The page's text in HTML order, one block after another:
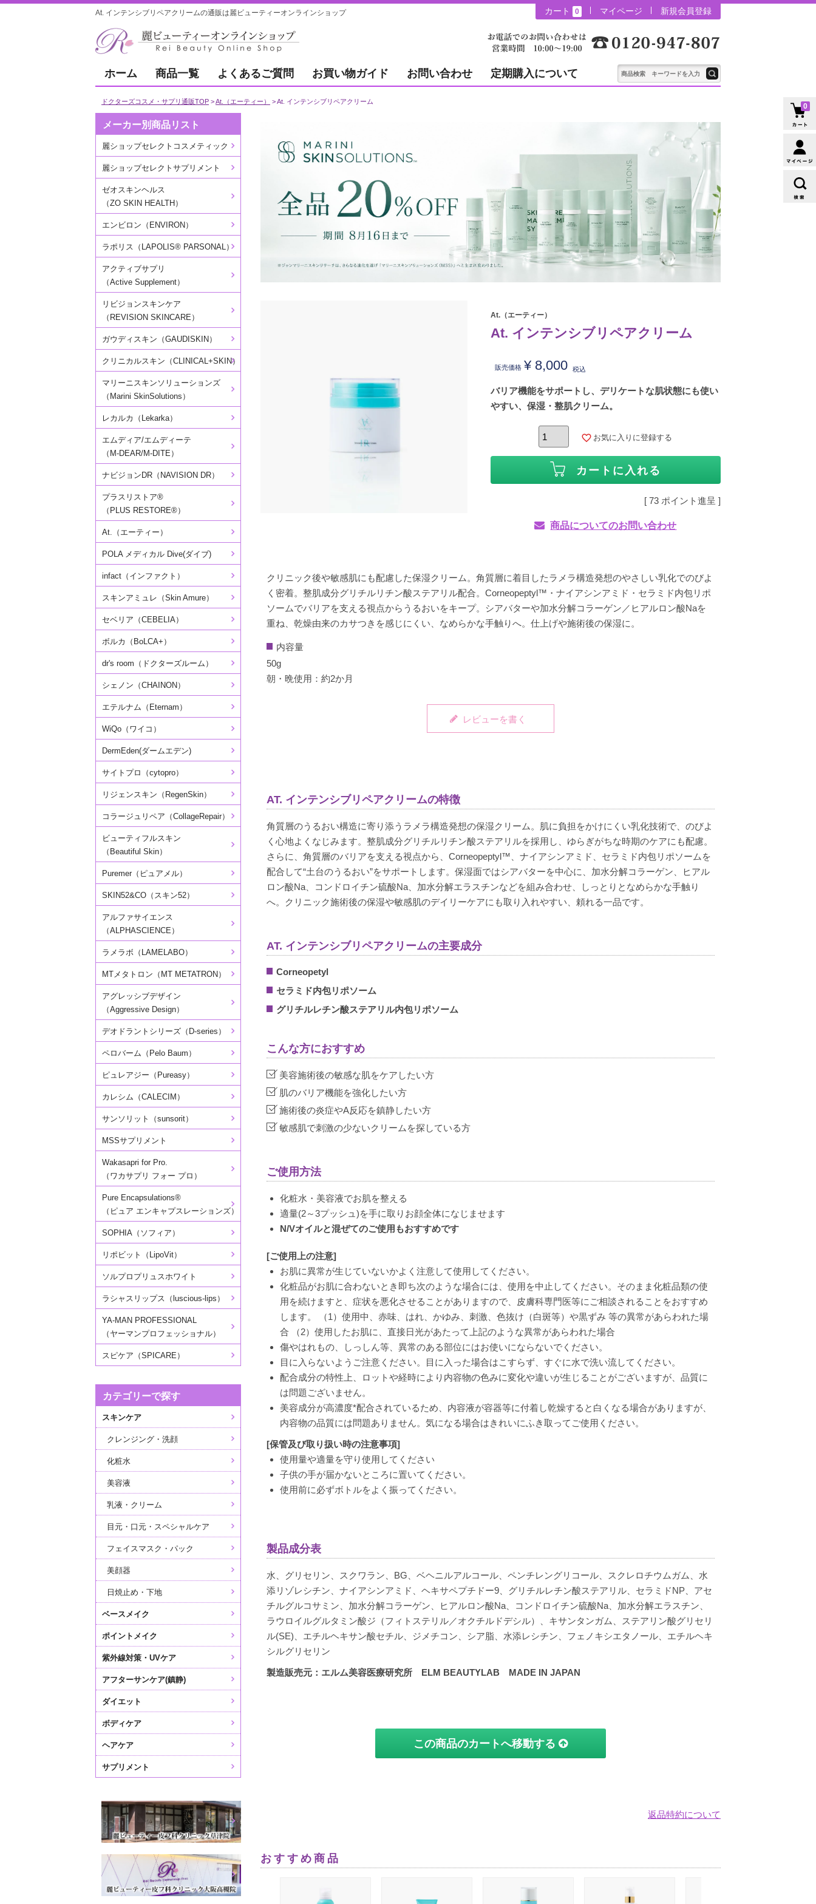
At. インテンシブリペアクリームの通販は麗ビューティーオンラインショップ カート 0 マイページ 新規会員登録
ホーム 商品一覧 よくあるご質問 お買い物ガイド お問い合わせ 定期購入について
ドクターズコスメ・サプリ通販TOP At.（エーティー） At. インテンシブリペアクリーム
At.（エーティー）
At. インテンシブリペアクリーム
販売価格 ¥ 8,000 税込
バリア機能をサポートし、デリケートな肌状態にも使い
やすい、保湿・整肌クリーム。
お気に入りに登録する
カートに入れる
[ 73 ポイント進呈 ]
商品についてのお問い合わせ
クリニック後や敏感肌にも配慮した保湿クリーム。角質層に着目したラメラ構造発想のやさしい乳化でのびよ
く密着。整肌成分グリチルリチン酸ステアリル配合。Corneopeptyl™・ナイアシンアミド・セラミド内包リポ
ソームでバリアを支える視点からうるおいをキープ。シアバターや加水分解コラーゲン／ヒアルロン酸Naを
重ね、乾燥由来のカサつきを感じにくい、なめらかな手触りへ。仕上げや施術後の保湿に。
内容量
50g
朝・晩使用：約2か月
レビューを書く
AT. インテンシブリペアクリームの特徴
角質層のうるおい構造に寄り添うラメラ構造発想の保湿クリーム。肌に負担をかけにくい乳化技術で、のびよ
く心地よくなじみます。整肌成分グリチルリチン酸ステアリルを採用し、ゆらぎがちな時期のケアにも配慮。
さらに、角質層のバリアを支える視点から、Corneopeptyl™、ナイアシンアミド、セラミド内包リポソームを
配合して“土台のうるおい”をサポートします。保湿面ではシアバターを中心に、加水分解コラーゲン、ヒアル
ロン酸Na、コンドロイチン硫酸Na、加水分解エラスチンなどを組み合わせ、しっとりとなめらかな手触り
へ。クリニック施術後の保湿や敏感肌のデイリーケアにも取り入れやすい、頼れる一品です。
AT. インテンシブリペアクリームの主要成分
Corneopetyl
セラミド内包リポソーム
グリチルレチン酸ステアリル内包リポソーム
こんな方におすすめ
美容施術後の敏感な肌をケアしたい方
肌のバリア機能を強化したい方
施術後の炎症やA反応を鎮静したい方
敏感肌で刺激の少ないクリームを探している方
ご使用方法
化粧水・美容液でお肌を整える
適量(2～3プッシュ)を手に取りお顔全体になじませます
N/Vオイルと混ぜてのご使用もおすすめです
[ご使用上の注意]
お肌に異常が生じていないかよく注意して使用してください。
化粧品がお肌に合わないとき即ち次のような場合には、使用を中止してください。そのまま化粧品類の使
用を続けますと、症状を悪化させることがありますので、皮膚科専門医等にご相談されることをおすすめ
します。 （1）使用中、赤味、はれ、かゆみ、刺激、色抜け（白斑等）や黒ずみ 等の異常があらわれた場
合 （2）使用したお肌に、直接日光があたって上記のような異常があらわれた場合
傷やはれもの、しっしん等、異常のある部位にはお使いにならないでください。
目に入らないようご注意ください。目に入った場合はこすらず、すぐに水で洗い流してください。
配合成分の特性上、ロットや経時により内容物の色みに変化や違いが生じることがございますが、品質に
は問題ございません。
美容成分が高濃度*配合されているため、内容液が容器等に付着し乾燥すると白くなる場合がありますが、
内容物の品質には問題ありません。気になる場合はきれいにふき取ってご使用ください。
[保管及び取り扱い時の注意事項]
使用量や適量を守り使用してください
子供の手が届かないところに置いてください。
使用前に必ずボトルをよく振ってください。
製品成分表
水、グリセリン、スクワラン、BG、ベヘニルアルコール、ペンチレングリコール、スクレロチウムガム、水
添リゾレシチン、ナイアシンアミド、ヘキサペプチドー9、グリチルレチン酸ステアリル、セラミドNP、アセ
チルグルコサミン、加水分解コラーゲン、ヒアルロン酸Na、コンドロイチン硫酸Na、加水分解エラスチン、
ラウロイルグルタミン酸ジ（フィトステリル／オクチルドデシル）、キサンタンガム、ステアリン酸グリセリ
ル(SE)、エチルヘキサン酸セチル、ジメチコン、シア脂、水添レシチン、フェノキシエタノール、エチルヘキ
シルグリセリン
製造販売元：エルム美容医療研究所 ELM BEAUTYLAB MADE IN JAPAN
この商品のカートへ移動する
返品特約について
おすすめ商品
0
メーカー別商品リスト
麗ショップセレクトコスメティック
麗ショップセレクトサプリメント
ゼオスキンヘルス
（ZO SKIN HEALTH）
エンビロン（ENVIRON）
ラポリス（LAPOLIS® PARSONAL）
アクティブサプリ
（Active Supplement）
リビジョンスキンケア
（REVISION SKINCARE）
ガウディスキン（GAUDISKIN）
クリニカルスキン（CLINICAL+SKIN）
マリーニスキンソリューションズ
（Marini SkinSolutions）
レカルカ（Lekarka）
エムディア/エムディーテ
（M-DEAR/M-DITE）
ナビジョンDR（NAVISION DR）
プラスリストア®
（PLUS RESTORE®）
At.（エーティー）
POLA メディカル Dive(ダイブ)
infact（インファクト）
スキンアミュレ（Skin Amure）
セベリア（CEBELIA）
ボルカ（BoLCA+）
dr's room（ドクターズルーム）
シェノン（CHAINON）
エテルナム（Eternam）
WiQo（ワイコ）
DermEden(ダームエデン)
サイトプロ（cytopro）
リジェンスキン（RegenSkin）
コラージュリペア（CollageRepair）
ビューティフルスキン
（Beautiful Skin）
Puremer（ピュアメル）
SKIN52&CO（スキン52）
アルファサイエンス
（ALPHASCIENCE）
ラメラボ（LAMELABO）
MTメタトロン（MT METATRON）
アグレッシブデザイン
（Aggressive Design）
デオドラントシリーズ（D-series）
ペロバーム（Pelo Baum）
ピュレアジー（Pureasy）
カレシム（CALECIM）
サンソリット（sunsorit）
MSSサプリメント
Wakasapri for Pro.
（ワカサプリ フォー プロ）
Pure Encapsulations®
（ピュア エンキャプスレーションズ）
SOPHIA（ソフィア）
リポビット（LipoVit）
ソルプロプリュスホワイト
ラシャスリップス（luscious-lips）
YA-MAN PROFESSIONAL
（ヤーマンプロフェッショナル）
スピケア（SPICARE）
カテゴリーで探す
スキンケア
クレンジング・洗顔
化粧水
美容液
乳液・クリーム
目元・口元・スペシャルケア
フェイスマスク・パック
美顔器
日焼止め・下地
ベースメイク
ポイントメイク
紫外線対策・UVケア
アフターサンケア(鎮静)
ダイエット
ボディケア
ヘアケア
サプリメント